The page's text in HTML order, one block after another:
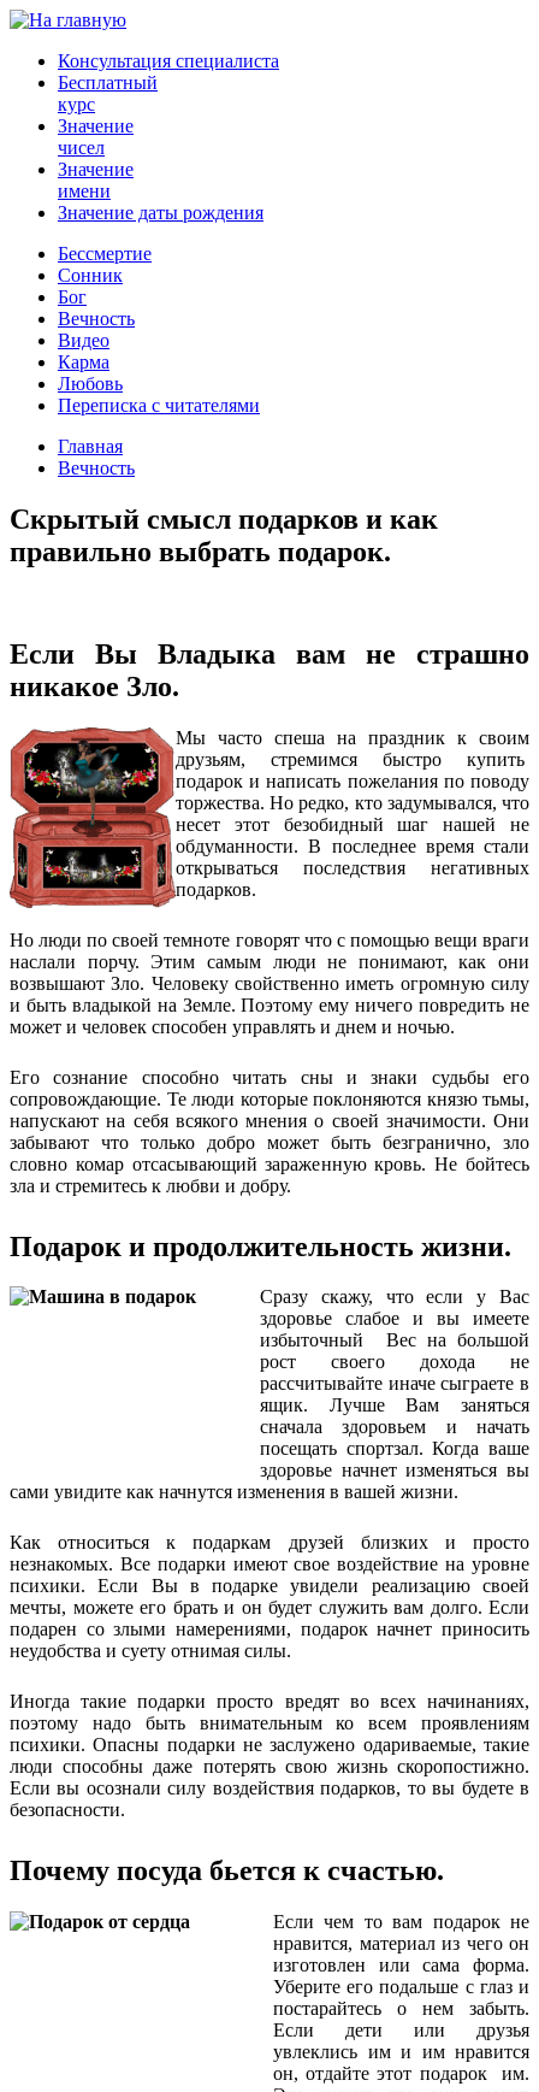
Консультация специалиста
Бесплатный
курс
Значение
чисел
Значение
имени
Значение даты рождения
Бессмертие
Сонник
Бог
Вечность
Видео
Карма
Любовь
Переписка с читателями
Главная
Вечность
Скрытый смысл подарков и как
правильно выбрать подарок.
Если Вы Владыка вам не страшно
никакое Зло.
Мы часто спеша на праздник к своим
друзьям, стремимся быстро купить
подарок и написать пожелания по поводу
торжества. Но редко, кто задумывался, что
несет этот безобидный шаг нашей не
обдуманности. В последнее время стали
открываться последствия негативных
подарков.
Но люди по своей темноте говорят что с помощью вещи враги
наслали порчу. Этим самым люди не понимают, как они
возвышают Зло. Человеку свойственно иметь огромную силу
и быть владыкой на Земле. Поэтому ему ничего повредить не
может и человек способен управлять и днем и ночью.
Его сознание способно читать сны и знаки судьбы его
сопровождающие. Те люди которые поклоняются князю тьмы,
напускают на себя всякого мнения о своей значимости. Они
забывают что только добро может быть безгранично, зло
словно комар отсасывающий зараженную кровь. Не бойтесь
зла и стремитесь к любви и добру.
Подарок и продолжительность жизни.
Сразу скажу, что если у Вас
здоровье слабое и вы имеете
избыточный Вес на большой
рост своего дохода не
рассчитывайте иначе сыграете в
ящик. Лучше Вам заняться
сначала здоровьем и начать
посещать спортзал. Когда ваше
здоровье начнет изменяться вы
сами увидите как начнутся изменения в вашей жизни.
Как относиться к подаркам друзей близких и просто
незнакомых. Все подарки имеют свое воздействие на уровне
психики. Если Вы в подарке увидели реализацию своей
мечты, можете его брать и он будет служить вам долго. Если
подарен со злыми намерениями, подарок начнет приносить
неудобства и суету отнимая силы.
Иногда такие подарки просто вредят во всех начинаниях,
поэтому надо быть внимательным ко всем проявлениям
психики. Опасны подарки не заслужено одариваемые, такие
люди способны даже потерять свою жизнь скоропостижно.
Если вы осознали силу воздействия подарков, то вы будете в
безопасности.
Почему посуда бьется к счастью.
Если чем то вам подарок не
нравится, материал из чего он
изготовлен или сама форма.
Уберите его подальше с глаз и
постарайтесь о нем забыть.
Если дети или друзья
увлеклись им и им нравится
он, отдайте этот подарок им.